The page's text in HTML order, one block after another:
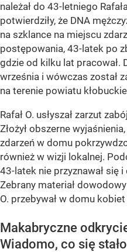
należał do 43-letniego
potwierdziły, że DNA
na szklance na miejscu
postępowania, 43-latek po
gdzie od kilku lat pracował.
września i wówczas został
na terenie powiatu
Rafał O. usłyszał zarzut
Złożył obszerne
zdarzeń w domu
również w wizji lokalnej.
43-latek nie przyznawał się i
Zebrany materiał
O. przebywał w domu
Makabryczne
Wiadomo, co się stało